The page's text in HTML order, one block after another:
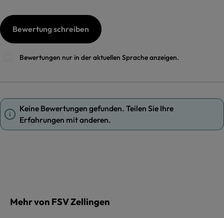
Bewertung schreiben
Bewertungen nur in der aktuellen Sprache anzeigen.
Keine Bewertungen gefunden. Teilen Sie Ihre
Erfahrungen mit anderen.
Mehr von FSV Zellingen